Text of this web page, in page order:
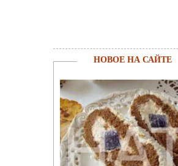
НОВОЕ НА САЙТЕ